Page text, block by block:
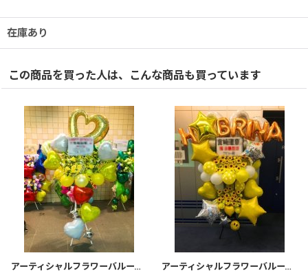
在庫あり
この商品を買った人は、こんな商品も買っています
アーティシャルフラワーバルーンスタンド花・フラスタ(tlb-fbs85-zo) アーティシャルフラワーバルーンスタンド花・フラスタ(tlb-fbs103-zo)